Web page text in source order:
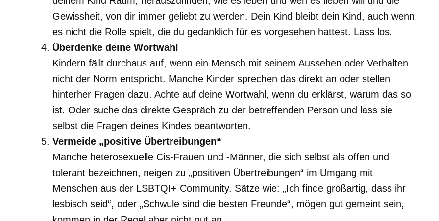
Gewissheit, von dir immer geliebt zu werden. Dein Kind bleibt dein Kind, auch wenn
es nicht die Rolle spielt, die du gedanklich für es vorgesehen hattest. Lass los.
Überdenke deine Wortwahl
Kindern fällt durchaus auf, wenn ein Mensch mit seinem Aussehen oder Verhalten
nicht der Norm entspricht. Manche Kinder sprechen das direkt an oder stellen
hinterher Fragen dazu. Achte auf deine Wortwahl, wenn du erklärst, warum das so
ist. Oder suche das direkte Gespräch zu der betreffenden Person und lass sie
selbst die Fragen deines Kindes beantworten.
Vermeide „positive Übertreibungen“
Manche heterosexuelle Cis-Frauen und -Männer, die sich selbst als offen und
tolerant bezeichnen, neigen zu „positiven Übertreibungen“ im Umgang mit
Menschen aus der LSBTQI+ Community. Sätze wie: „Ich finde großartig, dass ihr
lesbisch seid“, oder „Schwule sind die besten Freunde“, mögen gut gemeint sein,